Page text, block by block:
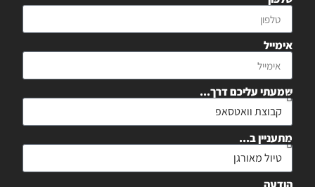
אימייל
שמעתי עליכם דרך...
מתעניין ב...